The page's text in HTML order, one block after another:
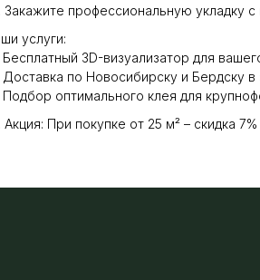
Закажите профессиональную укладку с
услуги:
Бесплатный 3D-визуализатор для
Доставка по Новосибирску и Бердску в
Подбор оптимального клея для
Акция: При покупке от 25 м² – скидка